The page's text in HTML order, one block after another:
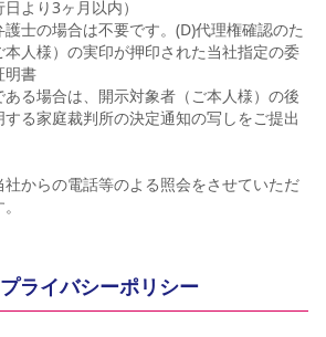
より3ヶ月以内）
士の場合は不要です。(D)代理権確認のた
人様）の実印が押印された当社指定の委
明書
る場合は、開示対象者（ご本人様）の後
する家庭裁判所の決定通知の写しをご提出
からの電話等のよる照会をさせていただ
ライバシーポリシー